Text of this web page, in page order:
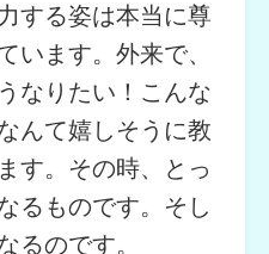
する姿は本当に尊
います。外来で、
なりたい！こんな
んて嬉しそうに教
す。その時、とっ
るものです。そし
るのです。